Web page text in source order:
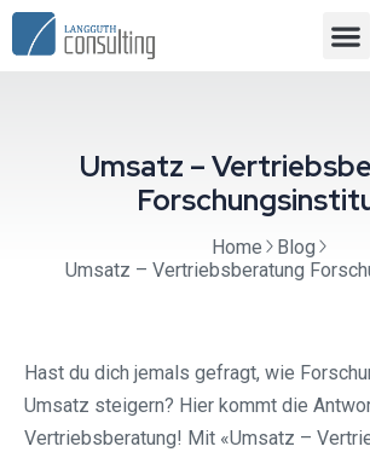
Umsatz –
Home
Blog
Umsatz – Vertriebsberatung
Hast du dich jemals gefragt, wie
Umsatz steigern? Hier kommt die
Vertriebsberatung! Mit «Umsatz –